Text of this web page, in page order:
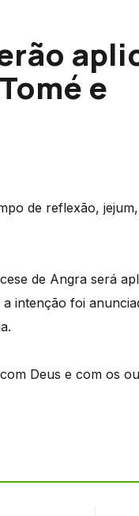
e
de reflexão,
de Angra será
intenção foi
Deus e com os